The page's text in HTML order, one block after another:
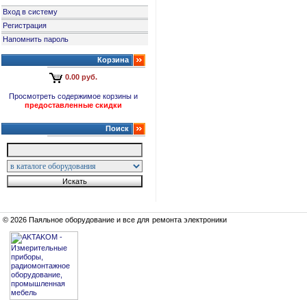
Вход в систему
Регистрация
Напомнить пароль
Корзина
0.00 руб.
Просмотреть содержимое корзины и
предоставленные скидки
Поиск
© 2026 Паяльное оборудование и все для ремонта электроники